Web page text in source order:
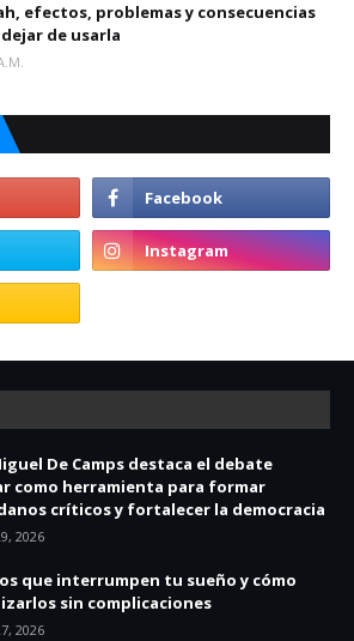
efectos, problemas y consecuencias
de usarla
De Camps destaca el debate
como herramienta para formar
críticos y fortalecer la democracia
2026
que interrumpen tu sueño y cómo
sin complicaciones
2026